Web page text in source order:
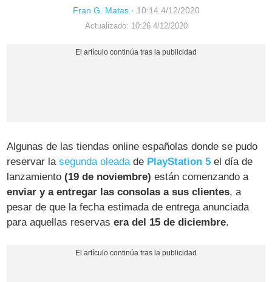
Fran G. Matas· 10:14 4/12/2020
Actualizado: 10:26 4/12/2020
Algunas de las tiendas online españolas donde se pudo
reservar lasegunda oleadade PlayStation 5 el día de
lanzamiento(19 de noviembre) están comenzando a
enviar y a entregar las consolas a sus clientes, a
pesar de que la fecha estimada de entrega anunciada
para aquellas reservasera del 15 de diciembre.